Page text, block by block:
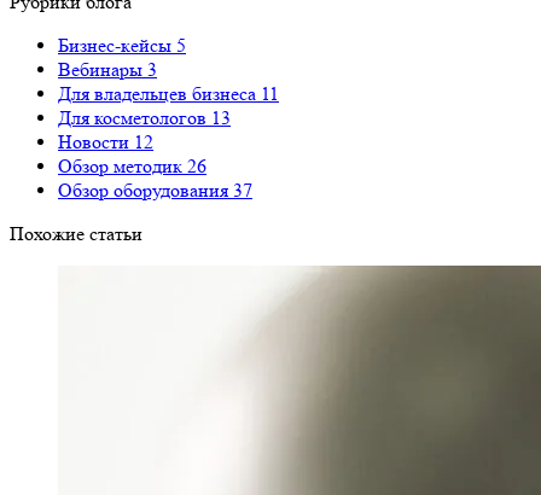
Бизнес-кейсы 5
Вебинары 3
Для владельцев бизнеса 11
Для косметологов 13
Новости 12
Обзор методик 26
Обзор оборудования 37
Похожие статьи